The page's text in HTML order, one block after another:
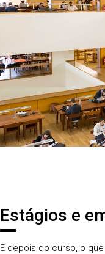
Estágios e
E depois do curso, o